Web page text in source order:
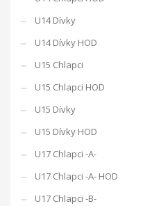
U14 Dívky
U14 Dívky HOD
U15 Chlapci
U15 Chlapci HOD
U15 Dívky
U15 Dívky HOD
U17 Chlapci -A-
U17 Chlapci -A- HOD
U17 Chlapci -B-